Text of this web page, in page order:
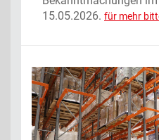
15.05.2026. für mehr